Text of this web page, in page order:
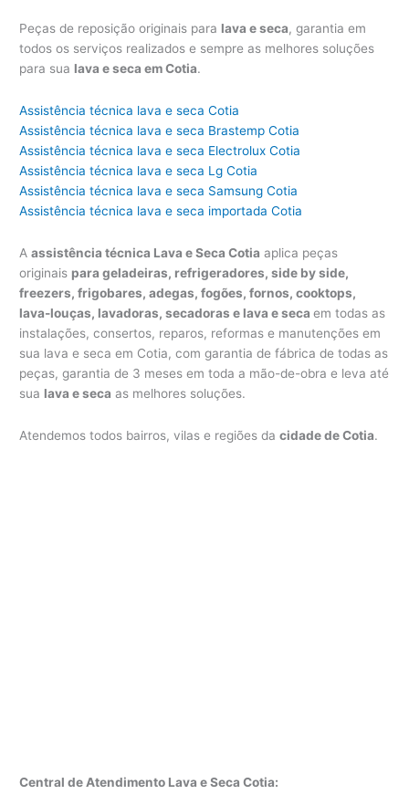
Peças de reposição originais para lava e seca, garantia em
todos os serviços realizados e sempre as melhores soluções
para sua lava e seca em Cotia.
Assistência técnica lava e seca Cotia
Assistência técnica lava e seca Brastemp Cotia
Assistência técnica lava e seca Electrolux Cotia
Assistência técnica lava e seca Lg Cotia
Assistência técnica lava e seca Samsung Cotia
Assistência técnica lava e seca importada Cotia
Aassistência técnica Lava e Seca Cotia aplica peças
originais para geladeiras, refrigeradores, side by side,
freezers, frigobares, adegas, fogões, fornos, cooktops,
lava-louças, lavadoras, secadoras e lava e secaem todas as
instalações, consertos, reparos, reformas e manutenções em
sua lava e seca em Cotia, com garantia de fábrica de todas as
peças, garantia de 3 meses em toda a mão-de-obra e leva até
sua lava e seca as melhores soluções.
Atendemos todos bairros, vilas e regiões dacidade de Cotia.
Central de Atendimento Lava e Seca Cotia: